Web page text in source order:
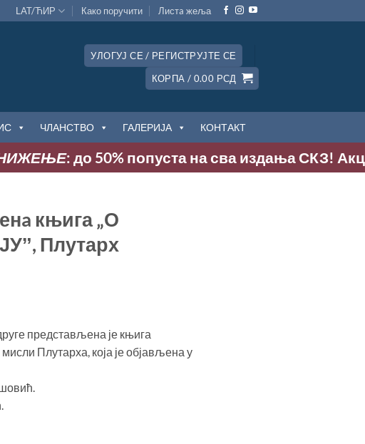
LAT/ЋИР Како поручити Листa жеља
УЛОГУЈ СЕ / РЕГИСТРУЈТЕ СЕ
КОРПА / 0.00 РСД
ЧЛАНСТВО ГАЛЕРИЈА КОНТАКТ
: до 50% попуста на сва издања СКЗ!
књига „О
Плутарх
представљена је књига
Плутарха, која је објављена у